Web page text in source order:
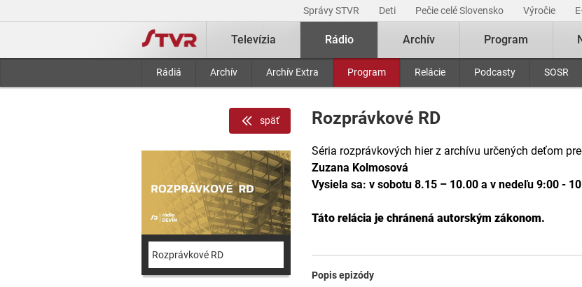
Správy STVR Deti Pečie celé Slovensko Výročie
Televízia Rádio
Rádiá Archív Archív Extra Program Relácie Podcasty SOSR
Archív Program
späť
Rozprávkové RD
Rozprávkové RD
Séria rozprávkových hier z archívu určených deťom
Zuzana Kolmosová
Vysiela sa: v sobotu 8.15 – 10.00 a v nedeľu 9:00 -
Táto relácia je chránená autorským zákonom.
Popis epizódy